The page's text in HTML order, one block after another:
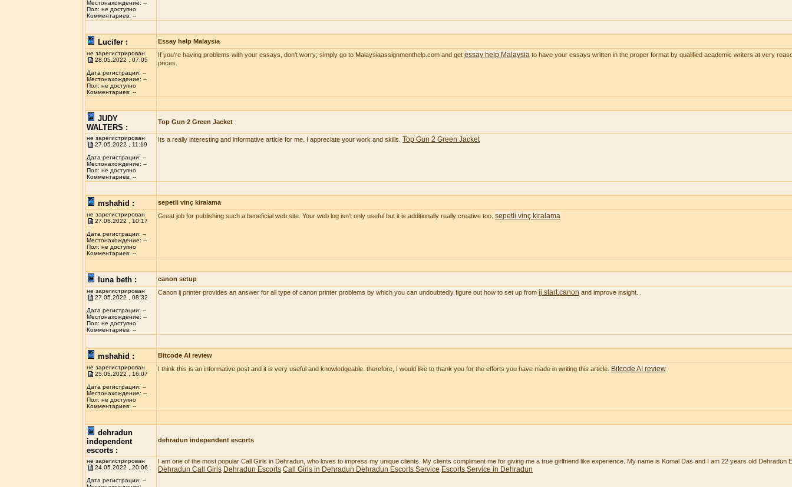
Местонахождение: --
Пол: не доступно
Комментариев: --
Lucifer : Essay help Malaysia
не зарегистрирован
28.05.2022 , 07:05
Дата регистрации: --
Местонахождение: --
Пол: не доступно
Комментариев: --
If you're having problems with your essays, don't worry; simply go to Malaysiaassignmenthelp.com and get essay help Malaysia to have your essays written in the proper format by qualified academic writers at very
prices.
JUDY
WALTERS :
Top Gun 2 Green Jacket
не зарегистрирован
27.05.2022 , 11:19
Дата регистрации: --
Местонахождение: --
Пол: не доступно
Комментариев: --
Its a really interesting and informative article for me. I appreciate your work and skills. Top Gun 2 Green Jacket
mshahid : sepetli vinç kiralama
не зарегистрирован
27.05.2022 , 10:17
Дата регистрации: --
Местонахождение: --
Пол: не доступно
Комментариев: --
Great job for publishing such a beneficial web site. Your web log isn’t only useful but it is additionally really creative too. sepetli vinç kiralama
luna beth : canon setup
не зарегистрирован
27.05.2022 , 08:32
Дата регистрации: --
Местонахождение: --
Пол: не доступно
Комментариев: --
Canon ij printer provides an answer for all type of canon printer problems by which you can undoubtedly figure out how to set up from ij.start.canon and improve insight. .
mshahid : Bitcode AI review
не зарегистрирован
25.05.2022 , 16:07
Дата регистрации: --
Местонахождение: --
Пол: не доступно
Комментариев: --
I think this is an informative post and it is very useful and knowledgeable. therefore, I would like to thank you for the efforts you have made in writing this article. Bitcode AI review
dehradun
independent
escorts :
dehradun independent escorts
не зарегистрирован
24.05.2022 , 20:06
Дата регистрации: --
I am one of the most popular Call Girls in Dehradun, who loves to impress my unique clients. My clients compliment me for giving me a true girlfriend like experience. My name is Komal Das and I am 22 years old Dehradun
Dehradun Call Girls Dehradun Escorts Call Girls in Dehradun Dehradun Escorts Service Escorts Service in Dehradun